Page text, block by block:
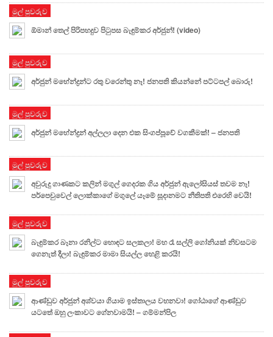
මුල් පුවරුව
ඕමාන් තෙල් පිරිපහදුව පිටුපස බැඳුම්කර අර්ජුන්! (video)
මුල් පුවරුව
අර්ජුන් මහේන්ද්‍රන්ට රතු වරෙන්තු නෑ! ජනපති කියන්නේ පට්ටපල් බොරු!
මුල් පුවරුව
අර්ජුන් මහේන්ද්‍රන් අල්ලලා දෙන එක සිංගප්පූවේ වගකීමක්! – ජනපති
මුල් පුවරුව
අවුරුදු ගාණකට කලින් මගුල් ගෙදරක ගිය අර්ජුන් ඇලෝසියස් තවම නෑ!
පර්පෙචුවෙල් ලොක්කාගේ මගුලේ යෑමේ සූදානමට නීතිපති එරෙහි වෙයි!
මුල් පුවරුව
බැඳුම්කර බෑනා රනිල්ට හොඳට සලකලා! මහ රෑ සල්ලි ගෝනියක් නිවසටම
ගෙනැත් දීලා! බැඳුම්කර මාමා සියල්ල හෙළි කරයි!
මුල් පුවරුව
ආණ්ඩුව අර්ජුන් අශ්වයා ගියාම ඉස්තාලය වහනවා! ගෝඨාගේ ආණ්ඩුව
යටතේ ඔහු ලංකාවට ගේනවාමයි! – ගම්මන්පිල